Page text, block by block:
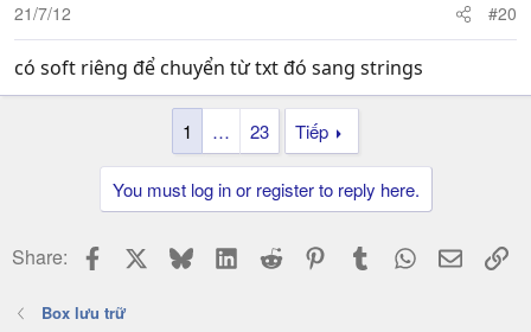
21/7/12 #20
có soft riêng để chuyển từ txt đó sang strings
1 … 23 Tiếp
You must log in or register to reply here.
Share: Facebook BlueskyLinkedIn
Reddit PinterestTumblr WhatsApp
Email
Box lưu trữ